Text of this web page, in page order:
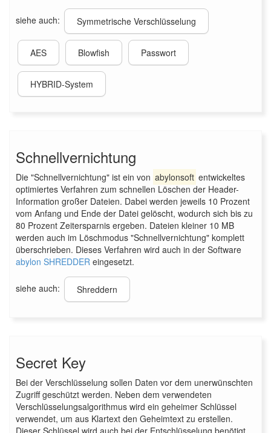
siehe auch: Symmetrische Verschlüsselung
AES Blowfish Passwort
HYBRID-System
Schnellvernichtung
Die "Schnellvernichtung" ist ein von abylonsoft entwickeltes
optimiertes Verfahren zum schnellen Löschen der Header-
Information großer Dateien. Dabei werden jeweils 10 Prozent
vom Anfang und Ende der Datei gelöscht, wodurch sich bis zu
80 Prozent Zeitersparnis ergeben. Dateien kleiner 10 MB
werden auch im Löschmodus "Schnellvernichtung" komplett
überschrieben. Dieses Verfahren wird auch in der Software
abylon SHREDDER eingesetzt.
siehe auch: Shreddern
Secret Key
Bei der Verschlüsselung sollen Daten vor dem unerwünschten
Zugriff geschützt werden. Neben dem verwendeten
Verschlüsselungsalgorithmus wird ein geheimer Schlüssel
verwendet, um aus Klartext den Geheimtext zu erstellen.
Dieser Schlüssel wird auch bei der Entschlüsselung benötigt,